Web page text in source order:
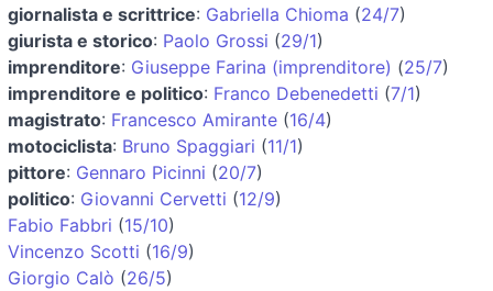
giornalista e scrittrice: Gabriella Chioma (24/7)
giurista e storico: Paolo Grossi (29/1)
imprenditore: Giuseppe Farina (imprenditore) (25/7)
imprenditore e politico: Franco Debenedetti (7/1)
magistrato: Francesco Amirante (16/4)
motociclista: Bruno Spaggiari (11/1)
pittore: Gennaro Picinni (20/7)
politico: Giovanni Cervetti (12/9)
Fabio Fabbri (15/10)
Vincenzo Scotti (16/9)
Giorgio Calò (26/5)